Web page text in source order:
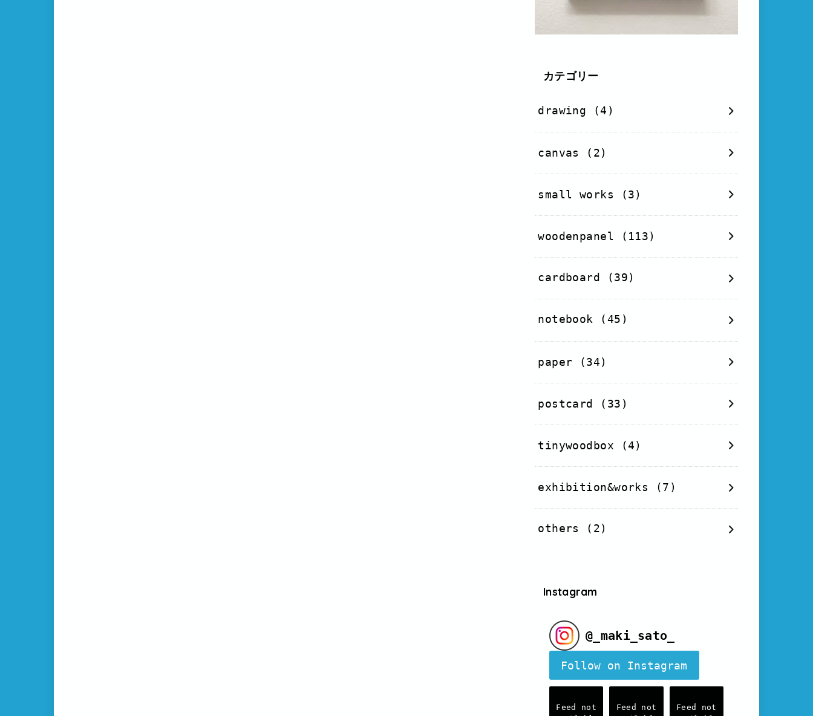
カテゴリー
drawing (4)
canvas (2)
small works (3)
woodenpanel (113)
cardboard (39)
notebook (45)
paper (34)
postcard (33)
tinywoodbox (4)
exhibition&works (7)
others (2)
Instagram
@ _maki_sato_
Follow on Instagram
Feed not
Feed not
Feed not